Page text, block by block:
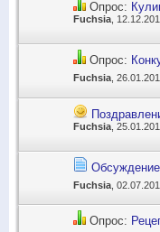
Опрос:
Fuchsia ,
Опрос:
Fuchsia ,
Fuchsia ,
Fuchsia ,
Опрос: